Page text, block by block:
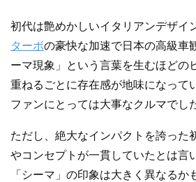
初代は艶めかしいイタリアンデザイ
ターボの豪快な加速で日本の高級車
ーマ現象」という言葉を生むほどの
重ねるごとに存在感が地味になって
ファンにとっては大事なクルマでし
ただし、絶大なインパクトを誇った
やコンセプトが一貫していたとは言
「シーマ」の印象は大きく異なるか